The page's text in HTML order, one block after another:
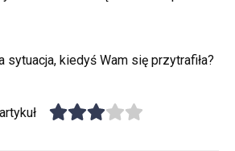
sytuacja, kiedyś Wam się przytrafiła?